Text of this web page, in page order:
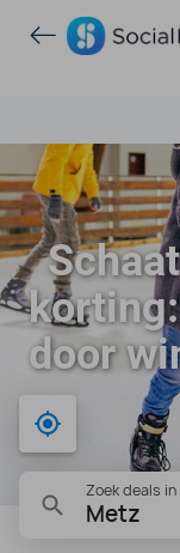
door
Bij mij in de
Zoek deals
Metz